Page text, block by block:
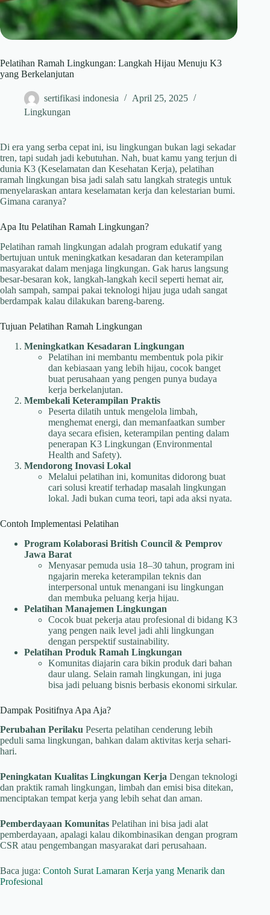
Pelatihan Ramah Lingkungan: Langkah Hijau Menuju K3
yang Berkelanjutan
sertifikasi indonesia
April 25, 2025
Lingkungan
Di era yang serba cepat ini, isu lingkungan bukan lagi sekadar
tren, tapi sudah jadi kebutuhan. Nah, buat kamu yang terjun di
dunia K3 (Keselamatan dan Kesehatan Kerja), pelatihan
ramah lingkungan bisa jadi salah satu langkah strategis untuk
menyelaraskan antara keselamatan kerja dan kelestarian bumi.
Gimana caranya?
Apa Itu Pelatihan Ramah Lingkungan?
Pelatihan ramah lingkungan adalah program edukatif yang
bertujuan untuk meningkatkan kesadaran dan keterampilan
masyarakat dalam menjaga lingkungan. Gak harus langsung
besar-besaran kok, langkah-langkah kecil seperti hemat air,
olah sampah, sampai pakai teknologi hijau juga udah sangat
berdampak kalau dilakukan bareng-bareng.
Tujuan Pelatihan Ramah Lingkungan
Meningkatkan Kesadaran Lingkungan
Pelatihan ini membantu membentuk pola pikir
dan kebiasaan yang lebih hijau, cocok banget
buat perusahaan yang pengen punya budaya
kerja berkelanjutan.
Membekali Keterampilan Praktis
Peserta dilatih untuk mengelola limbah,
menghemat energi, dan memanfaatkan sumber
daya secara efisien, keterampilan penting dalam
penerapan K3 Lingkungan (Environmental
Health and Safety).
Mendorong Inovasi Lokal
Melalui pelatihan ini, komunitas didorong buat
cari solusi kreatif terhadap masalah lingkungan
lokal. Jadi bukan cuma teori, tapi ada aksi nyata.
Contoh Implementasi Pelatihan
Program Kolaborasi British Council & Pemprov
Jawa Barat
Menyasar pemuda usia 18–30 tahun, program ini
ngajarin mereka keterampilan teknis dan
interpersonal untuk menangani isu lingkungan
dan membuka peluang kerja hijau.
Pelatihan Manajemen Lingkungan
Cocok buat pekerja atau profesional di bidang K3
yang pengen naik level jadi ahli lingkungan
dengan perspektif sustainability.
Pelatihan Produk Ramah Lingkungan
Komunitas diajarin cara bikin produk dari bahan
daur ulang. Selain ramah lingkungan, ini juga
bisa jadi peluang bisnis berbasis ekonomi sirkular.
Dampak Positifnya Apa Aja?
Perubahan Perilaku Peserta pelatihan cenderung lebih
peduli sama lingkungan, bahkan dalam aktivitas kerja sehari-
hari.
Peningkatan Kualitas Lingkungan Kerja Dengan teknologi
dan praktik ramah lingkungan, limbah dan emisi bisa ditekan,
menciptakan tempat kerja yang lebih sehat dan aman.
Pemberdayaan Komunitas Pelatihan ini bisa jadi alat
pemberdayaan, apalagi kalau dikombinasikan dengan program
CSR atau pengembangan masyarakat dari perusahaan.
Baca juga: Contoh Surat Lamaran Kerja yang Menarik dan
Profesional